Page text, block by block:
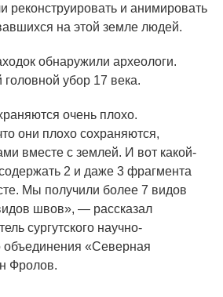
реконструировать и анимировать
на этой земле людей.
обнаружили археологи.
убор 17 века.
очень плохо.
они плохо сохраняются,
вместе с землей. И вот какой-
2 и даже 3 фрагмента
Мы получили более 7 видов
швов», — рассказал
сургутского научно-
объединения «Северная
Фролов.